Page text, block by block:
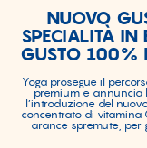
NUOVO
SPECIALITÀ
GUSTO 100%
Yoga prosegue il
premium e annuncia
l’introduzione del
concentrato di vitamina
arance spremute, per